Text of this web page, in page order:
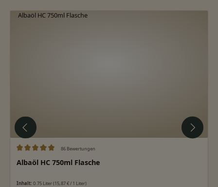
Produktgalerie überspringen
86 Bewertungen
Albaöl HC 750ml Flasche
Inhalt: 0.75 Liter(15,87 € / 1 Liter)